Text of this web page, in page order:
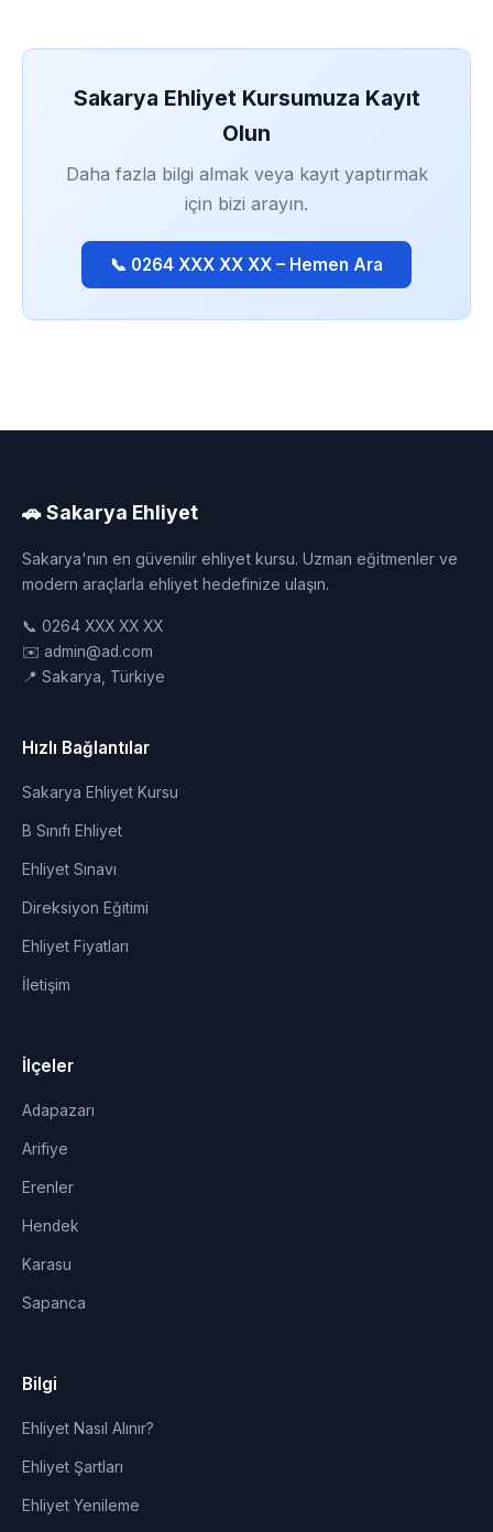
Sakarya Ehliyet Kursumuza Kayıt
Olun
Daha fazla bilgi almak veya kayıt yaptırmak
için bizi arayın.
📞 0264 XXX XX XX – Hemen Ara
🚗 Sakarya Ehliyet
Sakarya'nın en güvenilir ehliyet kursu. Uzman eğitmenler ve
modern araçlarla ehliyet hedefinize ulaşın.
📞 0264 XXX XX XX
✉️ admin@ad.com
📍 Sakarya, Türkiye
Hızlı Bağlantılar
Sakarya Ehliyet Kursu
B Sınıfı Ehliyet
Ehliyet Sınavı
Direksiyon Eğitimi
Ehliyet Fiyatları
İletişim
İlçeler
Adapazarı
Arifiye
Erenler
Hendek
Karasu
Sapanca
Bilgi
Ehliyet Nasıl Alınır?
Ehliyet Şartları
Ehliyet Yenileme